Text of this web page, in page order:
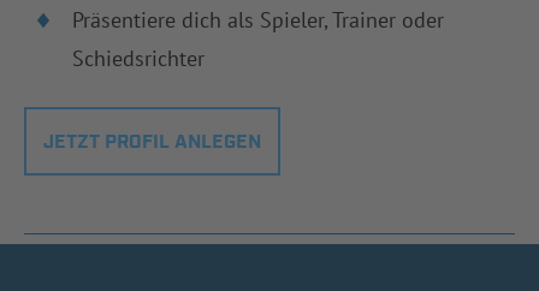
Präsentiere dich als Spieler, Trainer oder
Schiedsrichter
JETZT PROFIL ANLEGEN